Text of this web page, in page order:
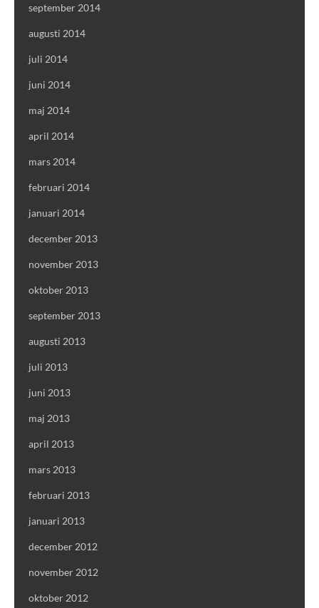
september 2014
augusti 2014
juli 2014
juni 2014
maj 2014
april 2014
mars 2014
februari 2014
januari 2014
december 2013
november 2013
oktober 2013
september 2013
augusti 2013
juli 2013
juni 2013
maj 2013
april 2013
mars 2013
februari 2013
januari 2013
december 2012
november 2012
oktober 2012